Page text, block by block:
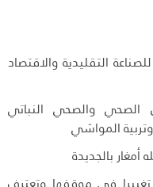
التقليدية والاقتصاد
الصحي والصحي النباتي
وتربية المواشي
بالجديدة